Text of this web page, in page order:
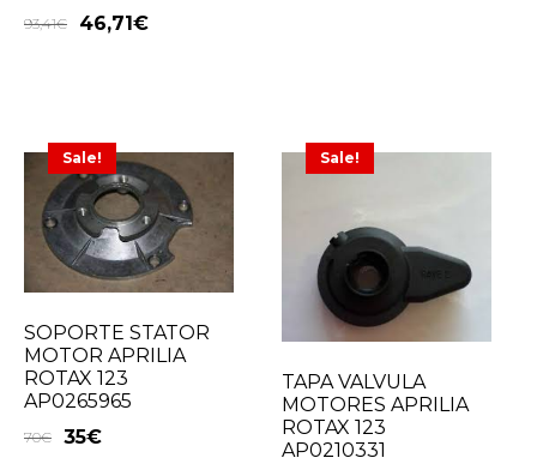
93,41€ 46,71€
Sale!
SOPORTE STATOR
MOTOR APRILIA
ROTAX 123
AP0265965
70€ 35€
Sale!
TAPA VALVULA
MOTORES APRILIA
ROTAX 123
AP0210331